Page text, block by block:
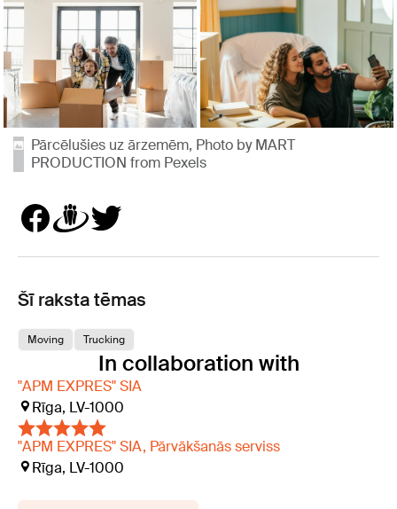
Pārcēlušies uz ārzemēm, Photo by MART
PRODUCTION from Pexels
Šī raksta tēmas
Moving Trucking
In collaboration with
"APM EXPRES" SIA
Rīga, LV-1000
"APM EXPRES" SIA, Pārvākšanās serviss
Rīga, LV-1000